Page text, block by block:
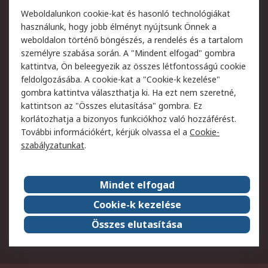
Szolgáltatások
Jogi
Adatvédelmi
szabályzat
Az RS értékesítési
feltételei
Cookie szabályzat
Email biztonság
Webhelyre vonatkozó
feltételek
Weboldal felhasználói
szabályzata
Képviseletek
Rólunk
Vállalatcsoport
Karrier
Díjak és elismerések
ESG globális célok
Weboldalunkon cookie-kat és hasonló technológiákat
használunk, hogy jobb élményt nyújtsunk Önnek a
weboldalon történő böngészés, a rendelés és a tartalom
személyre szabása során. A "Mindent elfogad" gombra
kattintva, Ön beleegyezik az összes létfontosságú cookie
feldolgozásába. A cookie-kat a "Cookie-k kezelése"
gombra kattintva választhatja ki. Ha ezt nem szeretné,
kattintson az "Összes elutasítása" gombra. Ez
korlátozhatja a bizonyos funkciókhoz való hozzáférést.
További információkért, kérjük olvassa el a Cookie-
szabályzatunkat.
Mindet elfogad
Cookie-k kezelése
Összes elutasítása